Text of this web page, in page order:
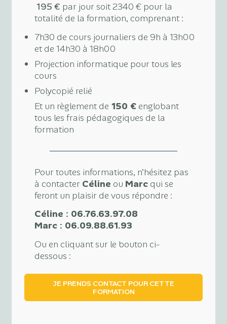
195 € par jour soit 2340 € pour la
totalité de la formation, comprenant :
7h30 de cours journaliers de 9h à 13h00
et de 14h30 à 18h00
Projection informatique pour tous les
cours
Polycopié relié
Et un règlement de 150 € englobant
tous les frais pédagogiques de la
formation
Pour toutes informations, n’hésitez pas
à contacter Céline ou Marc qui se
feront un plaisir de vous répondre :
Céline : 06.76.63.97.08
Marc : 06.09.88.61.93
Ou en cliquant sur le bouton ci-
dessous :